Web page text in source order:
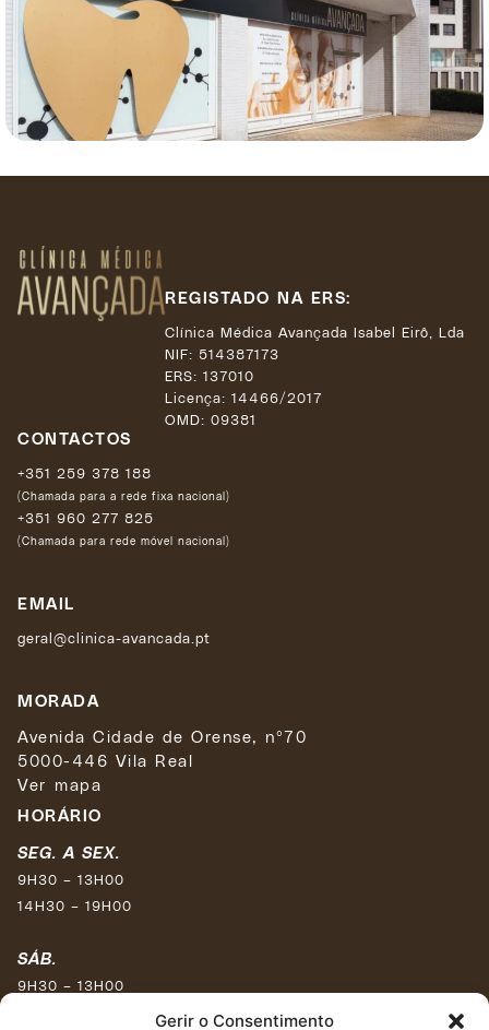
Gerir o Consentimento
REGISTADO NA ERS:
Clínica Médica Avançada Isabel Eirô, Lda
NIF: 514387173
ERS: 137010
Licença:14466/2017
OMD: 09381
CONTACTOS
+351 259 378 188
(Chamada para a rede fixa nacional)
+351 960 277 825
(Chamada para rede móvel nacional)
EMAIL
geral@clinica-avancada.pt
MORADA
Avenida Cidade de Orense, nº70
5000-446 Vila Real
Ver mapa
HORÁRIO
SEG. A SEX.
9H30 – 13H00
14H30 – 19H00
SÁB.
9H30 – 13H00